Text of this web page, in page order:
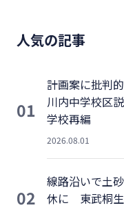
人気の記事
01
計画案に批判
川内中学校区
学校再編
2026.08.01
02
線路沿いで土
休に 東武桐